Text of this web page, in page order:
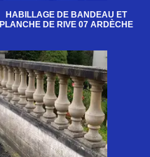
HABILLAGE DE BANDEAU ET
PLANCHE DE RIVE 07 ARDÈCHE